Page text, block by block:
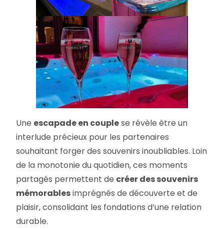
Une escapade en couplese révèle être un
interlude précieux pour les partenaires
souhaitant forger des souvenirs inoubliables. Loin
de la monotonie du quotidien, ces moments
partagés permettent de créer des souvenirs
mémorablesimprégnés de découverte et de
plaisir, consolidant les fondations d’une relation
durable.